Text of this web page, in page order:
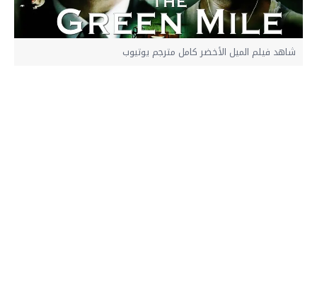
شاهد فيلم الميل الأخضر كامل مترجم يوتيوب